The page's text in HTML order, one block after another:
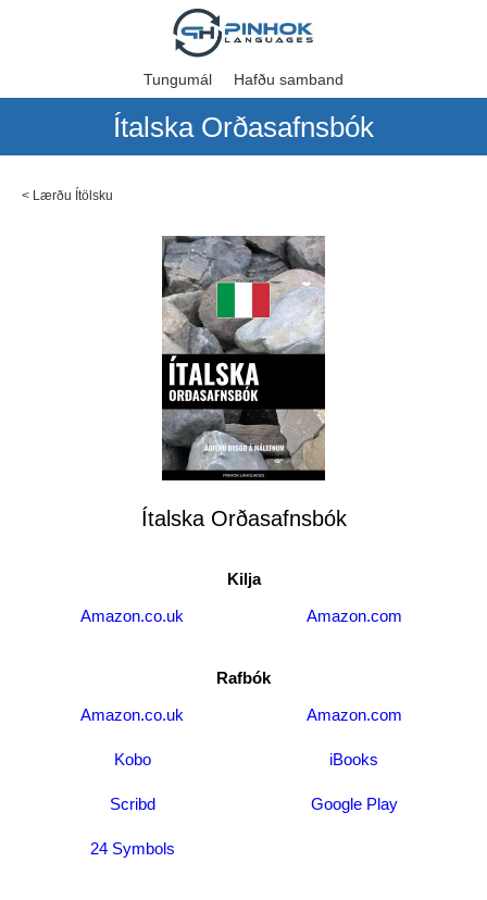
Tungumál Hafðu samband
Ítalska Orðasafnsbók
< Lærðu Ítölsku
Ítalska Orðasafnsbók
Kilja
Amazon.co.uk
Amazon.com
Rafbók
Amazon.co.uk
Amazon.com
Kobo iBooks
Scribd Google Play
24 Symbols